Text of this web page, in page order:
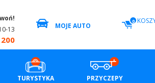
13
MOJE AUTO
0
TURYSTYKA
PRZYCZEPY